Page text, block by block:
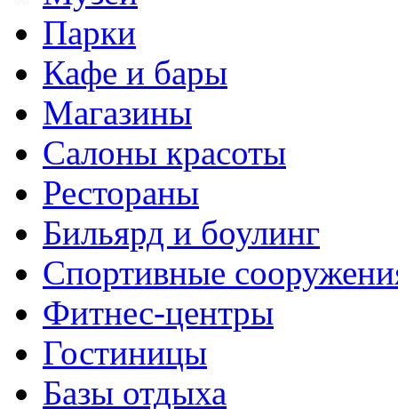
Парки
Кафе и бары
Магазины
Салоны красоты
Рестораны
Бильярд и боулинг
Спортивные
Фитнес-центры
Гостиницы
Базы отдыха